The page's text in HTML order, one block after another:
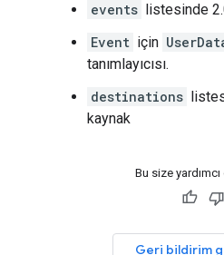
events listesinde
Event için
tanımlayıcısı.
destinations
kaynak
Bu size
Geri bildirim